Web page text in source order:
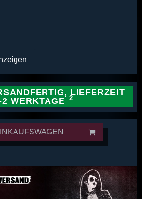
LIEFERZEIT
2 WERKTAGE